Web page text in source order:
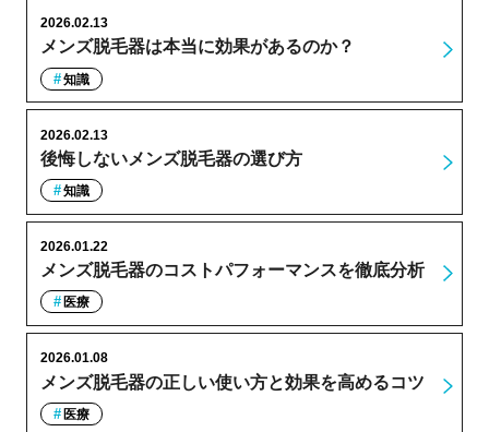
メンズ脱毛器は本当に効果があるのか？
2026.02.13
知識
後悔しないメンズ脱毛器の選び方
2026.02.13
知識
メンズ脱毛器のコストパフォーマンスを徹底分析
2026.01.22
医療
メンズ脱毛器の正しい使い方と効果を高めるコツ
2026.01.08
医療